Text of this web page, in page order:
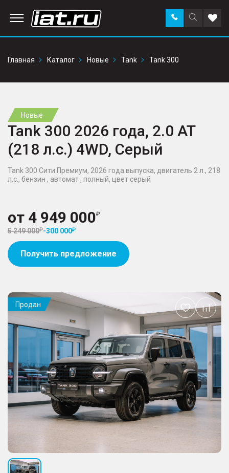
Поиск
по
Заказать
звонок в
Главная
Каталог Новые Tank Tank 300
Новые
Tank 300 2026 года, 2.0 AT
(218 л.с.) 4WD, Серый
Tank 300 Сити Премиум, 2026 года выпуска, двигатель 2 л., 218
л.с., бензин , автомат , полный, цвет серый
от 4 949 000
5 249 000 -300 000
Получить предложение
Продан
Добавить
в
избранное